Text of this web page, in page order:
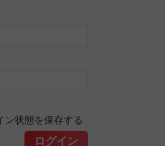
ン状態を保存する